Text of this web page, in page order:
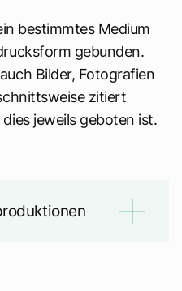
bestimmtes Medium
gebunden.
Bilder, Fotografien
zitiert
jeweils geboten ist.